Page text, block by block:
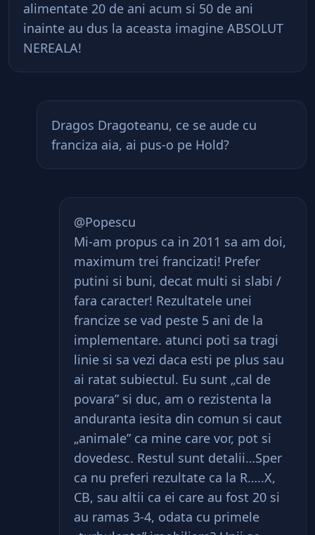
alimentate 20 de ani acum si 50 de ani
inainte au dus la aceasta imagine ABSOLUT
NEREALA!
Dragos Dragoteanu, ce se aude cu
franciza aia, ai pus-o pe Hold?
@Popescu
Mi-am propus ca in 2011 sa am doi,
maximum trei francizati! Prefer
putini si buni, decat multi si slabi /
fara caracter! Rezultatele unei
francize se vad peste 5 ani de la
implementare. atunci poti sa tragi
linie si sa vezi daca esti pe plus sau
ai ratat subiectul. Eu sunt „cal de
povara” si duc, am o rezistenta la
anduranta iesita din comun si caut
„animale” ca mine care vor, pot si
dovedesc. Restul sunt detalii…Sper
ca nu preferi rezultate ca la R…..X,
CB, sau altii ca ei care au fost 20 si
au ramas 3-4, odata cu primele